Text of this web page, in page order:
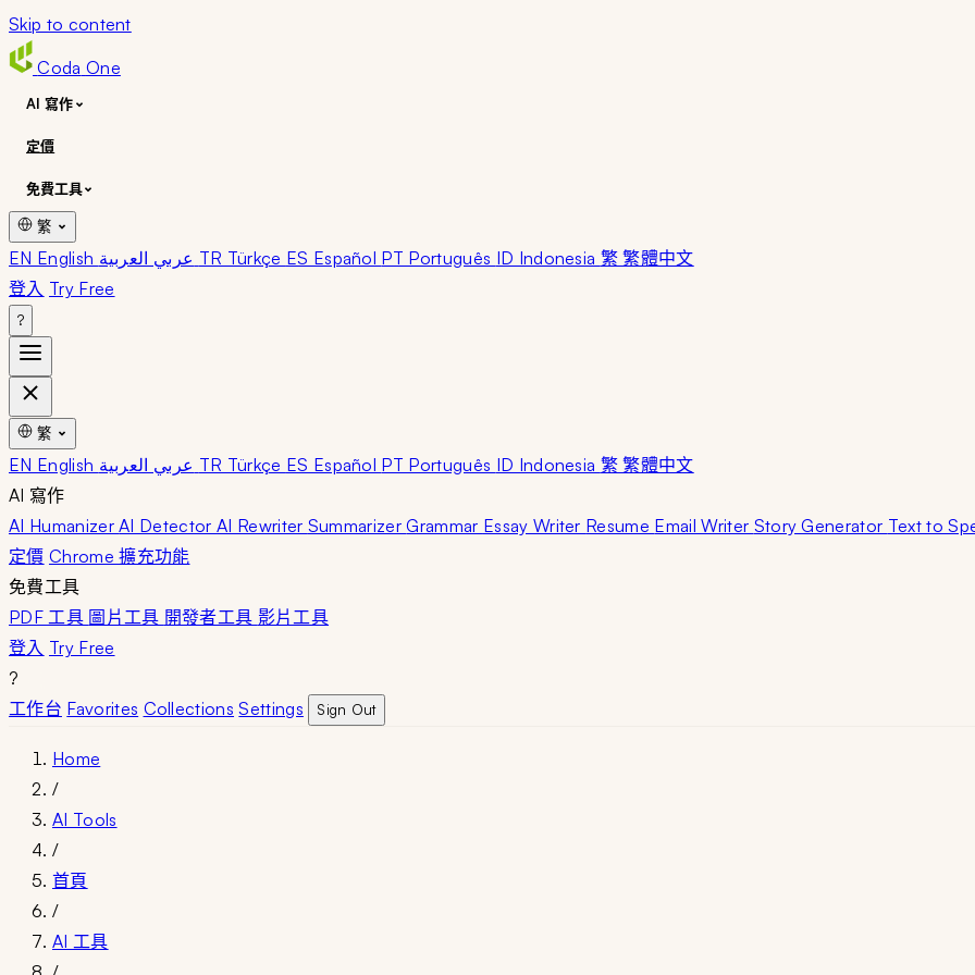
Skip to content
Coda One
AI 寫作
定價
免費工具
繁
EN English TR Türkçe ES Español PT Português ID Indonesia 繁 繁體中文
登入 Try Free
?
繁
EN English TR Türkçe ES Español PT Português ID Indonesia 繁 繁體中文
AI 寫作
AI HumanizerAI DetectorAI Rewriter SummarizerGrammar Essay Writer Resume Email Writer Story Generator Text to
定價 Chrome 擴充功能
免費工具
PDF 工具 圖片工具 開發者工具 影片工具
登入 Try Free
?
工作台 Favorites Collections Settings Sign Out
Home
/
AI Tools
/
首頁
/
AI 工具